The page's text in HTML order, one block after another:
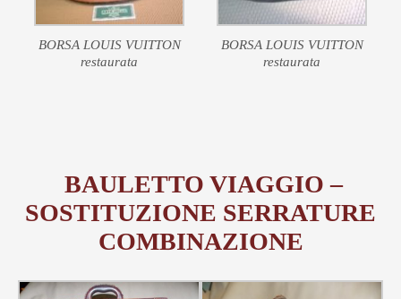
BORSA LOUIS VUITTON
restaurata
BORSA LOUIS VUITTON
restaurata
BAULETTO VIAGGIO –
SOSTITUZIONE SERRATURE
COMBINAZIONE